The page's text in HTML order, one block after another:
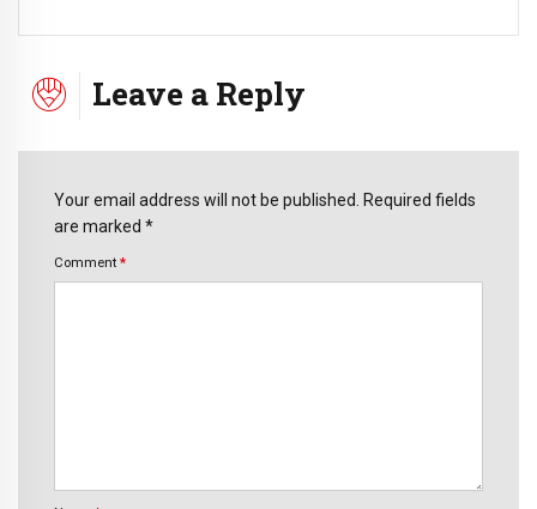
Leave a Reply
Your email address will not be published. Required fields
are marked *
Comment *